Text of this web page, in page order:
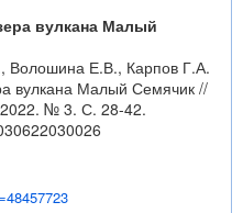
вулкана Малый
Волошина Е.В., Карпов Г.А.
вулкана Малый Семячик //
2022. № 3. С. 28-42.